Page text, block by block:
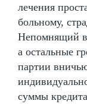
лечения
больному,
Непомнящий
а остальные
партии
суммы